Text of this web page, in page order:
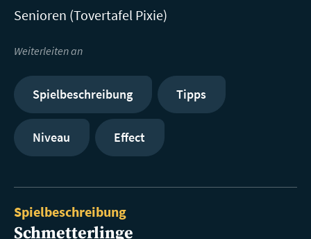
Senioren (Tovertafel Pixie)
Weiterleiten an
Spielbeschreibung Tipps
Niveau Effect
Spielbeschreibung
Schmetterlinge